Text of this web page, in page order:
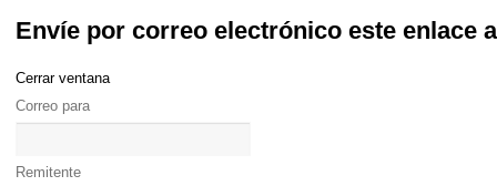
Envíe por correo electrónico este enlace
Cerrar ventana
Correo para
Remitente